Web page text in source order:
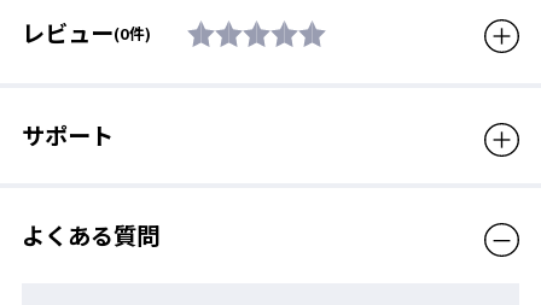
セミハードケース、取扱説明
書
対象年齢
レビュー(0件)
サポート
よくある質問